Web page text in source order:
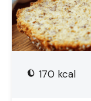
170 kcal